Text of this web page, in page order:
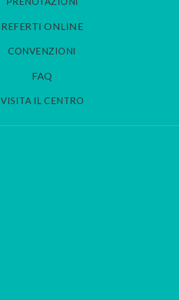
REFERTI ONLINE
CONVENZIONI
FAQ
VISITA IL CENTRO